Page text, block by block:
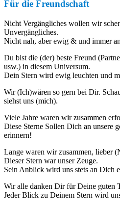
Für die Freundschaft
Nicht Vergängliches wollen wir
Unvergängliches.
Nicht nah, aber ewig & und immer
Du bist die (der) beste Freund
usw.) in diesem Universum.
Dein Stern wird ewig leuchten und
Wir (Ich)wären so gern bei Dir.
siehst uns (mich).
Viele Jahre waren wir zusammen
Diese Sterne Sollen Dich an unsere
erinnern!
Lange waren wir zusammen, lieber
Dieser Stern war unser Zeuge.
Sein Anblick wird uns stets an Dich
Wir alle danken Dir für Deine guten
Jeder Blick zu Deinem Stern wird